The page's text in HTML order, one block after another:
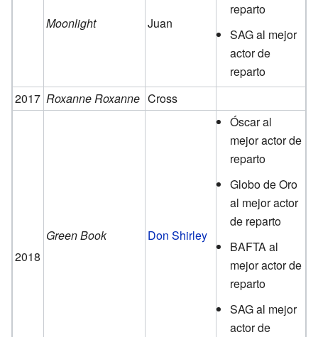
Moonlight Juan
reparto
SAG al mejor
actor de
reparto
2017 Roxanne Roxanne Cross
2018
Green Book Don Shirley
Óscar al
mejor actor de
reparto
Globo de Oro
al mejor actor
de reparto
BAFTA al
mejor actor de
reparto
SAG al mejor
actor de